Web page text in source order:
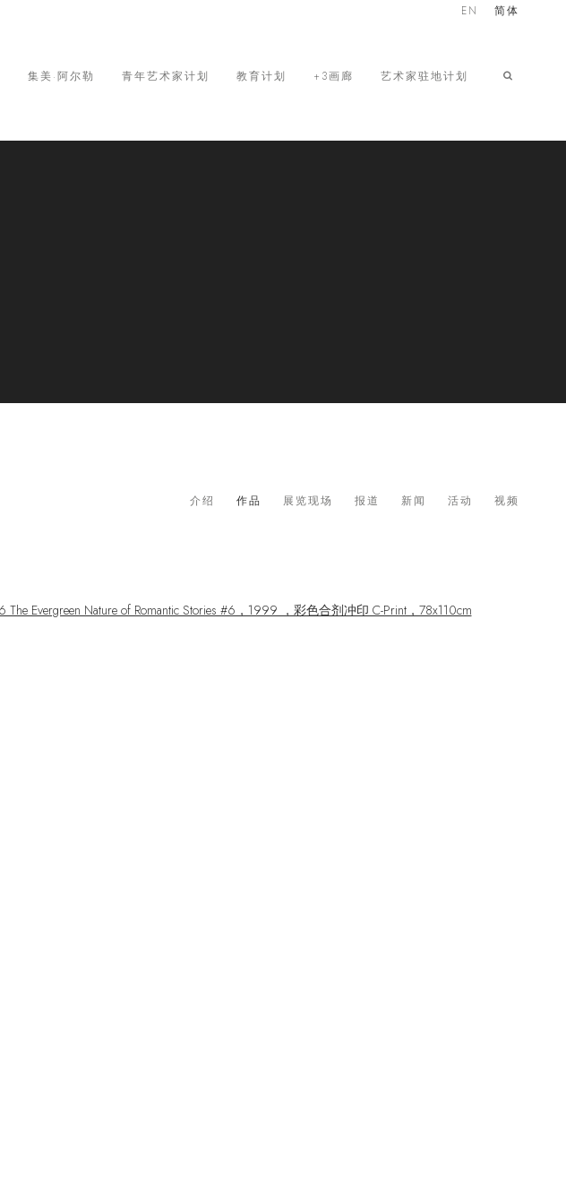
集美·阿尔勒 青年艺术家计划 教育计划 +3画廊 艺术家驻地计划
EN 简体
介绍 作品 展览现场 报道 新闻 活动 视频